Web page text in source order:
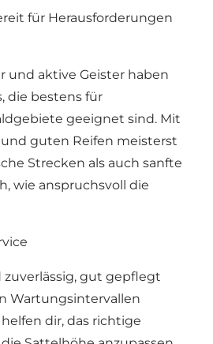
für Herausforderungen
und aktive Geister haben
die bestens für
geeignet sind. Mit
guten Reifen meisterst
Strecken als auch sanfte
wie anspruchsvoll die
zuverlässig, gut gepflegt
Wartungsintervallen
dir, das richtige